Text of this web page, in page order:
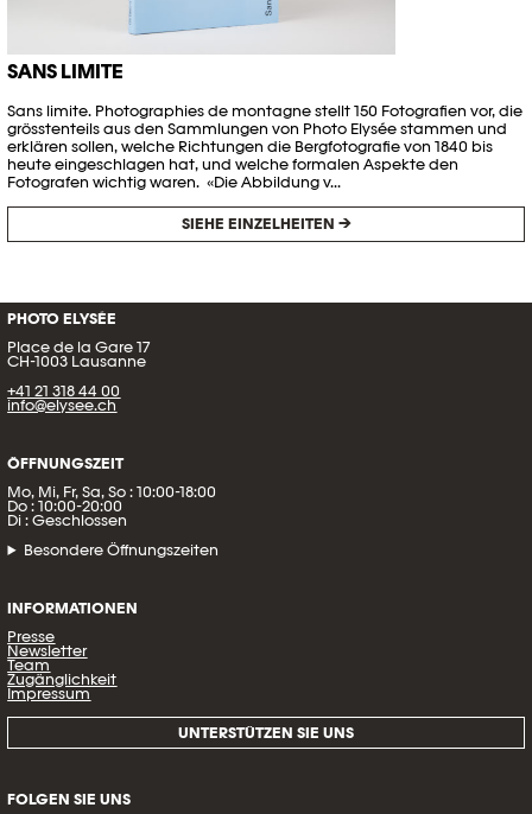
SANS LIMITE
Sans limite. Photographies de montagne stellt 150 Fotografien vor, die
grösstenteils aus den Sammlungen von Photo Elysée stammen und
erklären sollen, welche Richtungen die Bergfotografie von 1840 bis
heute eingeschlagen hat, und welche formalen Aspekte den
Fotografen wichtig waren. «Die Abbildung v...
SIEHE EINZELHEITEN →
PHOTO ELYSÉE
Place de la Gare 17
CH-1003 Lausanne
+41 21 318 44 00
info@elysee.ch
ÖFFNUNGSZEIT
Mo, Mi, Fr, Sa, So : 10:00-18:00
Do : 10:00-20:00
Di : Geschlossen
Besondere Öffnungszeiten
INFORMATIONEN
Presse
Newsletter
Team
Zugänglichkeit
Impressum
UNTERSTÜTZEN SIE UNS
FOLGEN SIE UNS